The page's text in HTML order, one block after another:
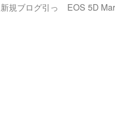
規ブログ引っ
EOS 5D